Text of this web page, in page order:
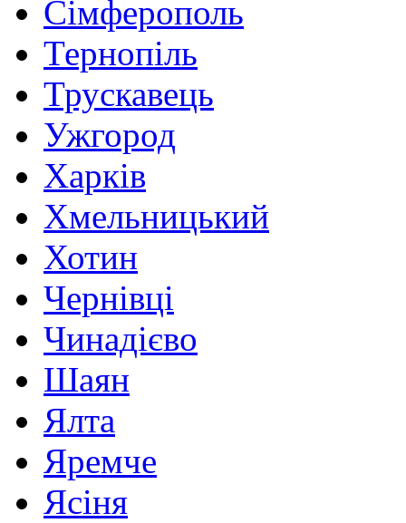
Сімферополь
Тернопіль
Трускавець
Ужгород
Харків
Хмельницький
Хотин
Чернівці
Чинадієво
Шаян
Ялта
Яремче
Ясіня